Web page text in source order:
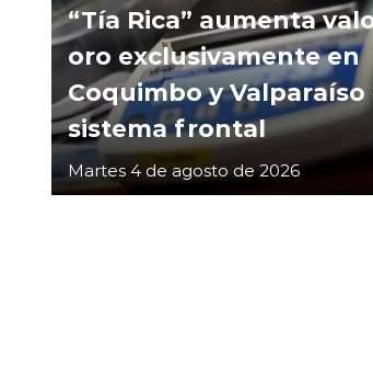
“Tía Rica” aumenta
oro exclusivamente en
Coquimbo y Valparaíso
sistema frontal
Martes 4 de agosto de 2026